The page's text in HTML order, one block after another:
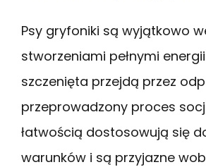
Psy gryfoniki są wyjątkowo
stworzeniami pełnymi
szczenięta przejdą przez
przeprowadzony proces
łatwością dostosowują się
warunków i są przyjazne